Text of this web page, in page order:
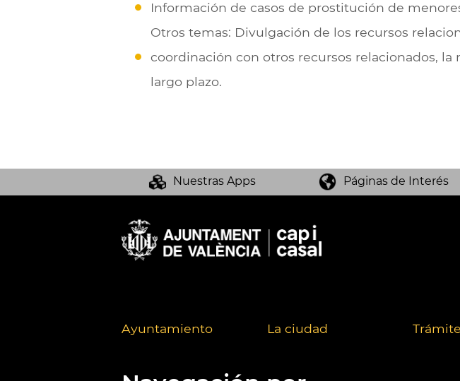
Información de casos de prostitución de
Otros temas: Divulgación de los recursos
coordinación con otros recursos relacionados,
largo plazo.
Nuestras Apps Páginas de Interés
Ayuntamiento La ciudad